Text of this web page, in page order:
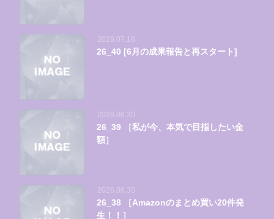
2026.07.18
26_40 [6月の成果報告と再スタート]
2026.06.30
26_39 ［私が今、本気で目指したい金
額］
2026.06.30
26_38 ［Amazonのまとめ買い20件発
生！！］